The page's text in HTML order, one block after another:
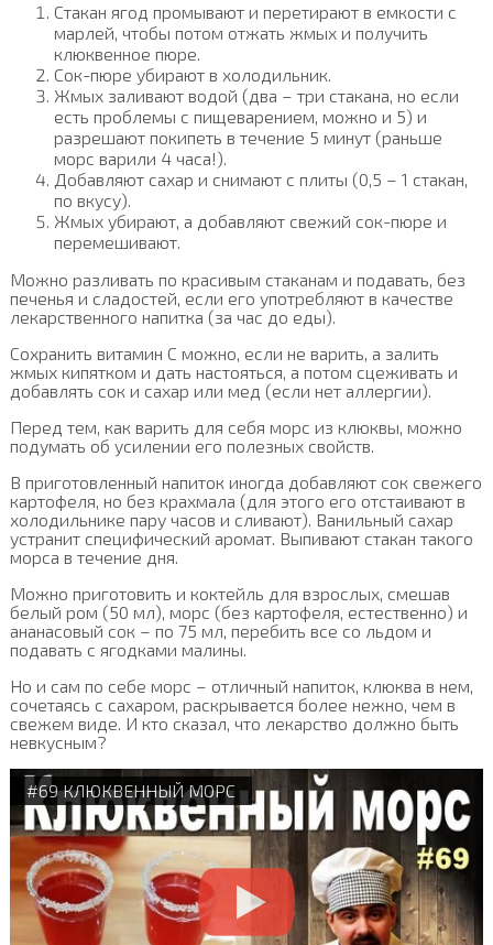
Стакан ягод промывают и перетирают в емкости с
марлей, чтобы потом отжать жмых и получить
клюквенное пюре.
Сок-пюре убирают в холодильник.
Жмых заливают водой (два – три стакана, но если
есть проблемы с пищеварением, можно и 5) и
разрешают покипеть в течение 5 минут (раньше
морс варили 4 часа!).
Добавляют сахар и снимают с плиты (0,5 – 1 стакан,
по вкусу).
Жмых убирают, а добавляют свежий сок-пюре и
перемешивают.
Можно разливать по красивым стаканам и подавать, без
печенья и сладостей, если его употребляют в качестве
лекарственного напитка (за час до еды).
Сохранить витамин С можно, если не варить, а залить
жмых кипятком и дать настояться, а потом сцеживать и
добавлять сок и сахар или мед (если нет аллергии).
Перед тем, как варить для себя морс из клюквы, можно
подумать об усилении его полезных свойств.
В приготовленный напиток иногда добавляют сок свежего
картофеля, но без крахмала (для этого его отстаивают в
холодильнике пару часов и сливают). Ванильный сахар
устранит специфический аромат. Выпивают стакан такого
морса в течение дня.
Можно приготовить и коктейль для взрослых, смешав
белый ром (50 мл), морс (без картофеля, естественно) и
ананасовый сок – по 75 мл, перебить все со льдом и
подавать с ягодками малины.
Но и сам по себе морс – отличный напиток, клюква в нем,
сочетаясь с сахаром, раскрывается более нежно, чем в
свежем виде. И кто сказал, что лекарство должно быть
невкусным?
#69 КЛЮКВЕННЫЙ МОРС